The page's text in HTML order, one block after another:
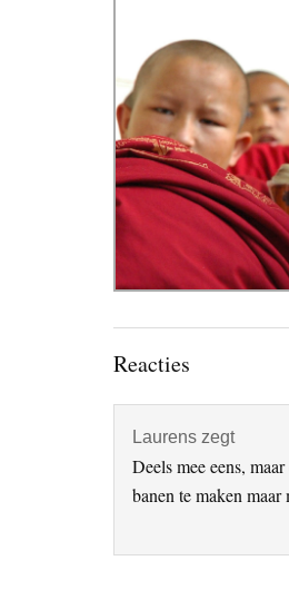
Lees
Reacties
Laurens zegt
Deels mee eens,
banen te maken